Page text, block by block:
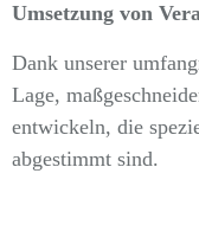
Umsetzung von
Dank unserer
Lage,
entwickeln, die
abgestimmt sind.